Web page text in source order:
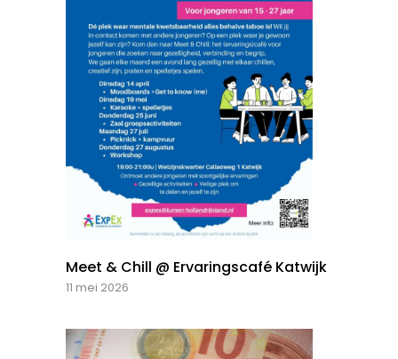
Meet & Chill @ Ervaringscafé Katwijk
11 mei 2026